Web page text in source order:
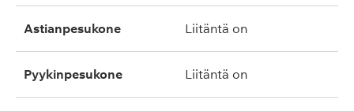
astianpesukone liitäntä on
pyykinpesukone liitäntä on